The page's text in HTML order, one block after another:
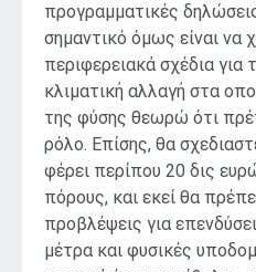
προγραμματικές
σημαντικό όμως είναι να
περιφερειακά σχέδια
κλιματική αλλαγή στα
της φύσης θεωρώ ότι
ρόλο. Επίσης, θα
φέρει περίπου 20 δις
πόρους, και εκεί θα
προβλέψεις για
μέτρα και φυσικές